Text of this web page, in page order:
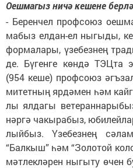
Оеш­ма­гыз ни­чә ке­ше­не
- Бе­рен­чел проф­со­юз
ма­быз ел­дан-ел ны­гы­ды,
фор­ма­ла­ры, үзе­без­нең
де. Бү­ген­ге көн­дә ТЭЦ­та
(954 ке­ше) проф­со­юз
ми­тет­ның яр­дә­мен һәм
лы ял­да­гы
нәр­гә ча­кы­ра­быз,
лый­быз. Үзе­без­нең
“Бал­кыш” һәм “Зо­ло­той
мәт­лек­лә­рен ны­гы­ту өчен